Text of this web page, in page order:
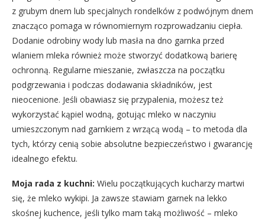
z grubym dnem lub specjalnych rondelków z podwójnym dnem
znacząco pomaga w równomiernym rozprowadzaniu ciepła.
Dodanie odrobiny wody lub masła na dno garnka przed
wlaniem mleka również może stworzyć dodatkową barierę
ochronną. Regularne mieszanie, zwłaszcza na początku
podgrzewania i podczas dodawania składników, jest
nieocenione. Jeśli obawiasz się przypalenia, możesz też
wykorzystać kąpiel wodną, gotując mleko w naczyniu
umieszczonym nad garnkiem z wrzącą wodą – to metoda dla
tych, którzy cenią sobie absolutne bezpieczeństwo i gwarancję
idealnego efektu.
Moja rada z kuchni: Wielu początkujących kucharzy martwi
się, że mleko wykipi. Ja zawsze stawiam garnek na lekko
skośnej kuchence, jeśli tylko mam taką możliwość – mleko